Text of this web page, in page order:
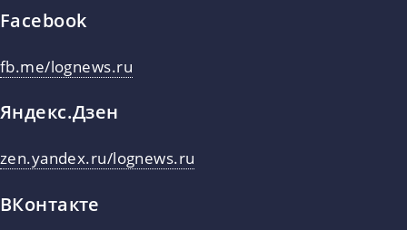
Facebook
fb.me/lognews.ru
Яндекс.Дзен
zen.yandex.ru/lognews.ru
ВКонтакте